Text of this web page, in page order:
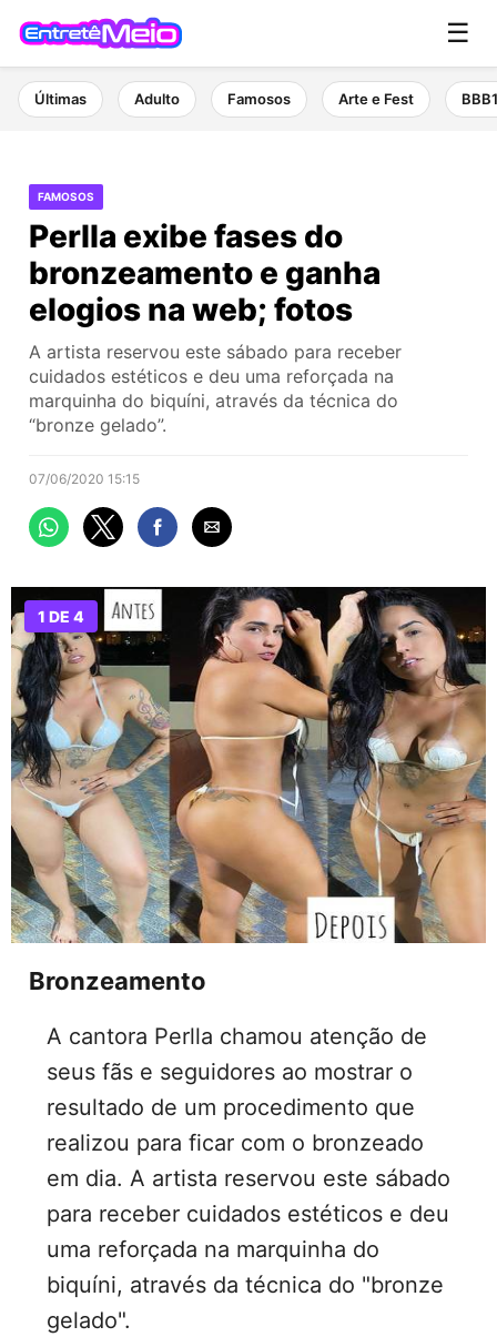
☰
Últimas Adulto Famosos Arte e Fest
FAMOSOS
Perlla exibe fases do
bronzeamento e ganha
elogios na web; fotos
A artista reservou este sábado para receber
cuidados estéticos e deu uma reforçada na
marquinha do biquíni, através da técnica do
“bronze gelado”.
07/06/2020 15:15
1 DE 4
Bronzeamento
A cantora Perlla chamou atenção de
seus fãs e seguidores ao mostrar o
resultado de um procedimento que
realizou para ficar com o bronzeado
em dia. A artista reservou este sábado
para receber cuidados estéticos e deu
uma reforçada na marquinha do
biquíni, através da técnica do "bronze
gelado".